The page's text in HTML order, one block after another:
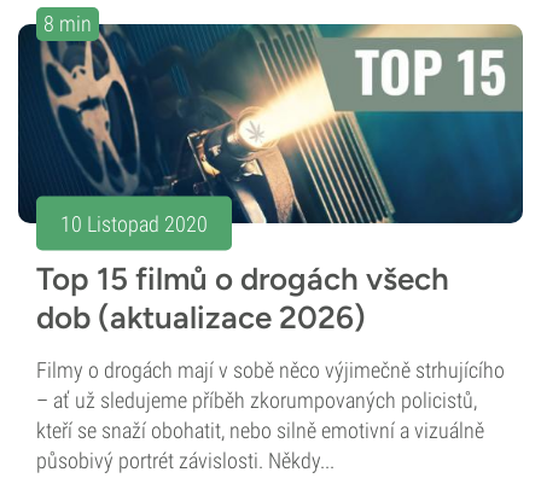
8 min
10 Listopad 2020
Top 15 filmů o drogách všech
dob (aktualizace 2026)
Filmy o drogách mají v sobě něco výjimečně strhujícího
– ať už sledujeme příběh zkorumpovaných policistů,
kteří se snaží obohatit, nebo silně emotivní a vizuálně
působivý portrét závislosti. Někdy...